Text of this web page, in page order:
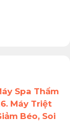
Spa Thẩm
Máy Triệt
Béo, Soi